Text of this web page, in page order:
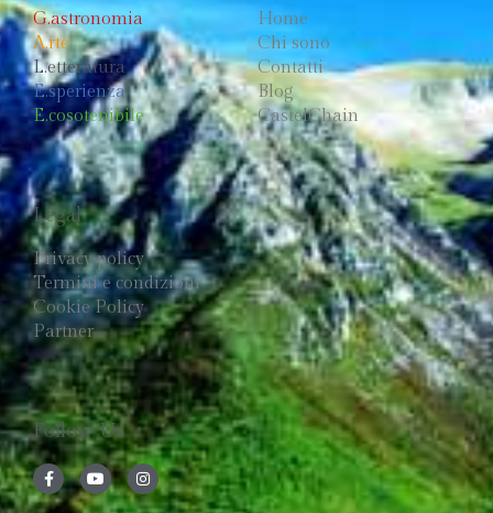
G.astronomia
A.rte
L.etteratura
E.sperienza
E.cosotenibile
Home
Chi sono
Contatti
Blog
CastelChain
Legal
Privacy policy
Termini e condizioni
Cookie Policy
Partner
Follow Us